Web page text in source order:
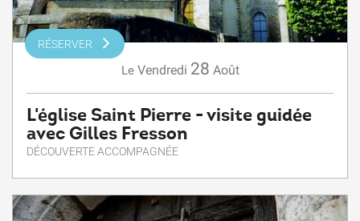
RÉSERVER
Le Vendredi 28 Août
L'église Saint Pierre - visite guidée
avec Gilles Fresson
DÉCOUVERTE ACCOMPAGNÉE